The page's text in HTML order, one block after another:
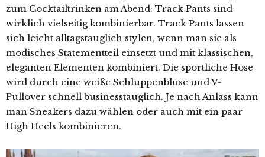
zum Cocktailtrinken am Abend: Track Pants sind
wirklich vielseitig kombinierbar. Track Pants lassen
sich leicht alltagstauglich stylen, wenn man sie als
modisches Statementteil einsetzt und mit klassischen,
eleganten Elementen kombiniert. Die sportliche Hose
wird durch eine weiße Schluppenbluse und V-
Pullover schnell businesstauglich. Je nach Anlass kann
man Sneakers dazu wählen oder auch mit ein paar
High Heels kombinieren.